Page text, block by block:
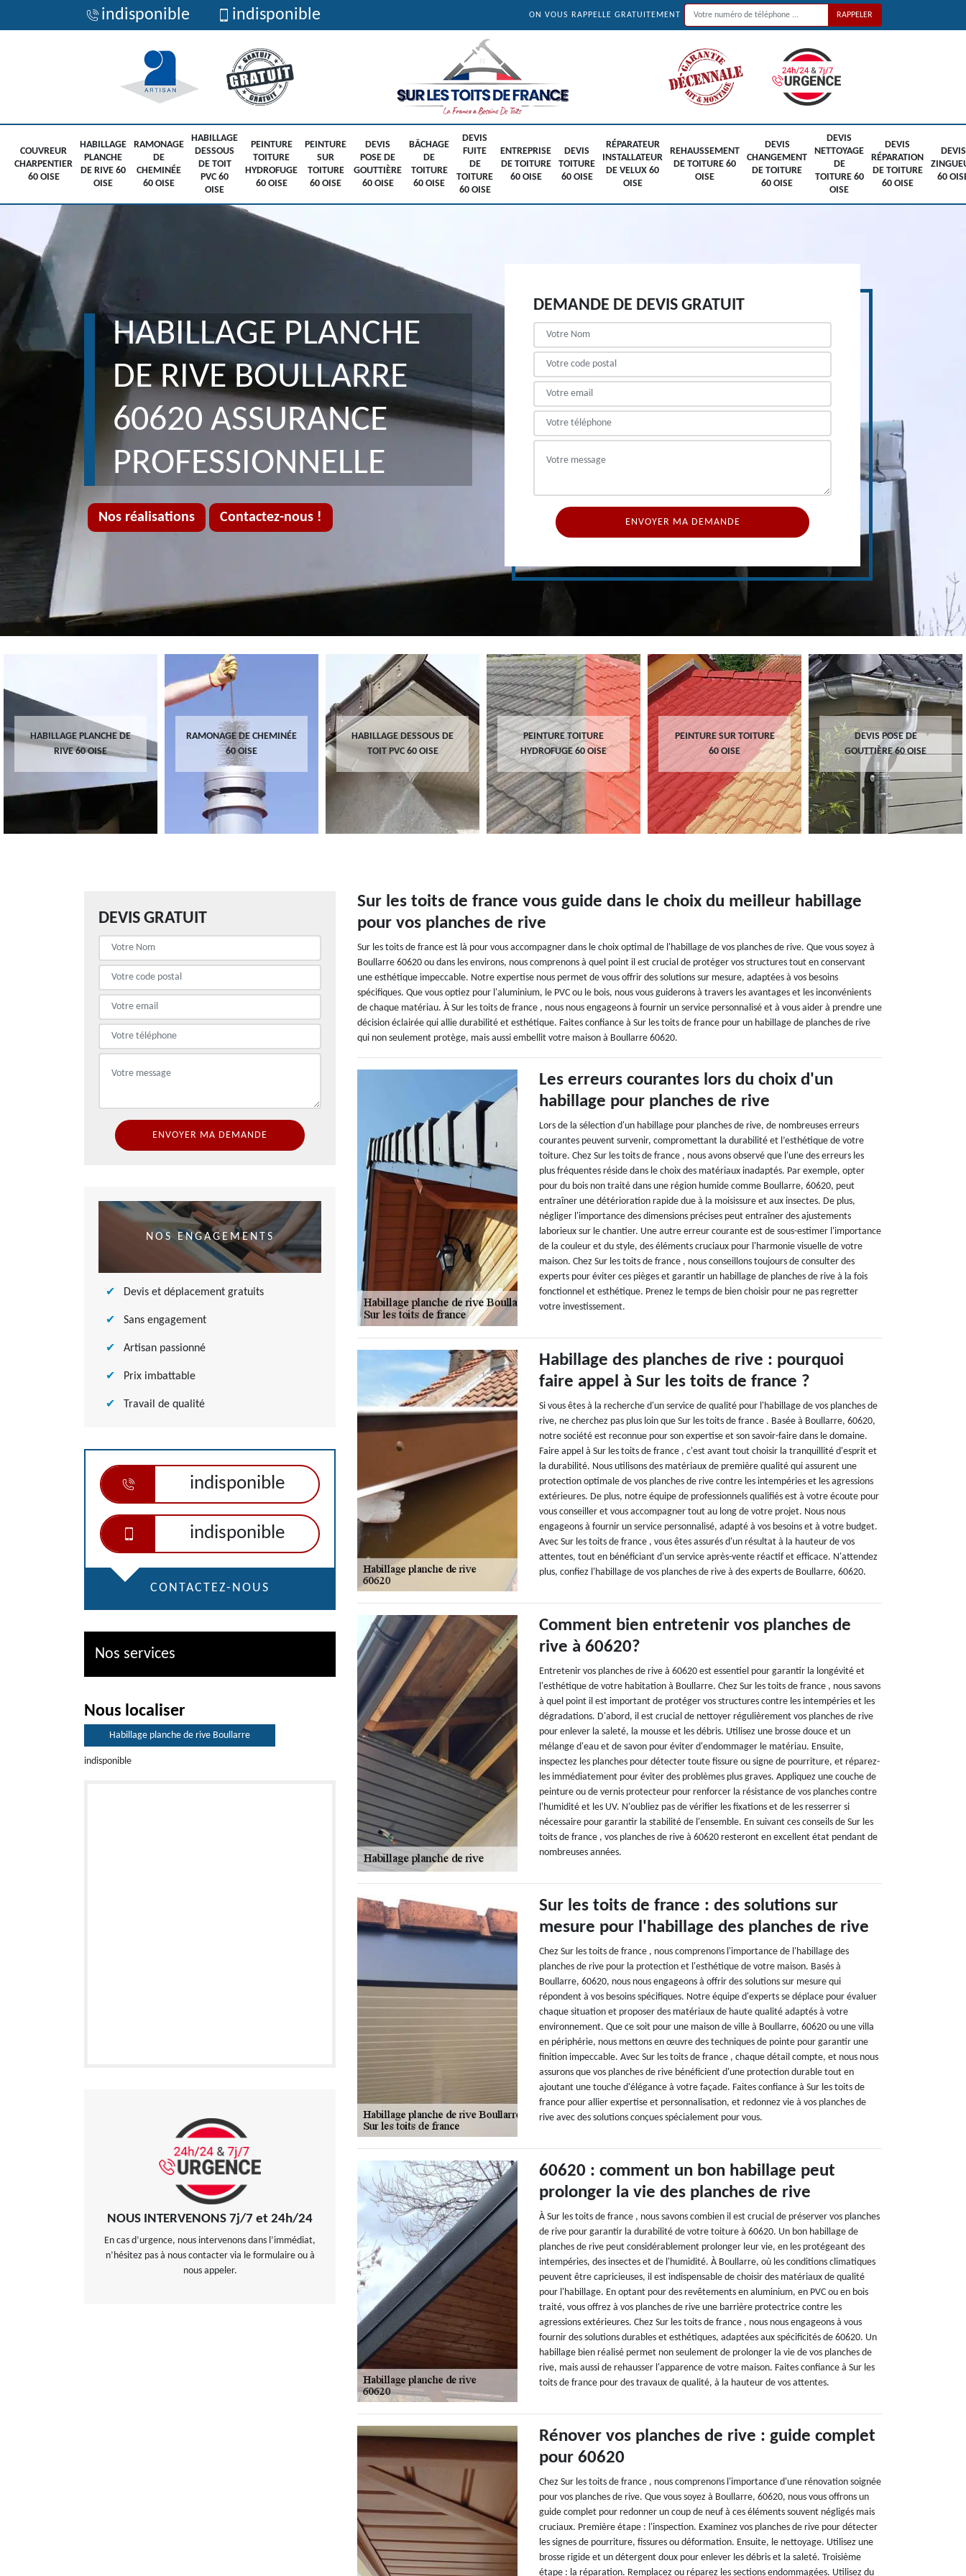
indisponible indisponible ON VOUS RAPPELLE GRATUITEMENT
COUVREUR
CHARPENTIER
60 OISE
HABILLAGE
PLANCHE
DE RIVE 60
OISE
RAMONAGE
DE
CHEMINÉE
60 OISE
HABILLAGE
DESSOUS
DE TOIT
PVC 60
OISE
PEINTURE
TOITURE
HYDROFUGE
60 OISE
PEINTURE
SUR
TOITURE
60 OISE
DEVIS
POSE DE
GOUTTIÈRE
60 OISE
BÂCHAGE
DE
TOITURE
60 OISE
DEVIS
FUITE
DE
TOITURE
60 OISE
ENTREPRISE
DE TOITURE
60 OISE
DEVIS
TOITURE
60 OISE
RÉPARATEUR
INSTALLATEUR
DE VELUX 60
OISE
REHAUSSEMENT
DE TOITURE 60
OISE
DEVIS
CHANGEMENT
DE TOITURE
60 OISE
DEVIS
NETTOYAGE
DE
TOITURE 60
OISE
DEVIS
RÉPARATION
DE TOITURE
60 OISE
DEVIS
60
Nos réalisations Contactez-nous !
HABILLAGE PLANCHE
DE RIVE BOULLARRE
60620 ASSURANCE
PROFESSIONNELLE
DEMANDE DE DEVIS GRATUIT
HABILLAGE PLANCHE DE
RIVE 60 OISE
RAMONAGE DE CHEMINÉE
60 OISE
HABILLAGE DESSOUS DE
TOIT PVC 60 OISE
PEINTURE TOITURE
HYDROFUGE 60 OISE
PEINTURE SUR TOITURE
60 OISE
DEVIS POSE DE
GOUTTIÈRE 60 OISE
DEVIS GRATUIT
NOS ENGAGEMENTS
Devis et déplacement gratuits
Sans engagement
Artisan passionné
Prix imbattable
Travail de qualité
indisponible
indisponible
CONTACTEZ-NOUS
Nos services
Nous localiser
Habillage planche de rive Boullarre
indisponible
NOUS INTERVENONS 7j/7 et 24h/24
En cas d’urgence, nous intervenons dans l’immédiat,
n’hésitez pas à nous contacter via le formulaire ou à
nous appeler.
Sur les toits de france vous guide dans le choix du meilleur habillage
pour vos planches de rive
Sur les toits de france est là pour vous accompagner dans le choix optimal de l'habillage de vos planches de rive. Que vous soyez à
Boullarre 60620 ou dans les environs, nous comprenons à quel point il est crucial de protéger vos structures tout en conservant
une esthétique impeccable. Notre expertise nous permet de vous offrir des solutions sur mesure, adaptées à vos besoins
spécifiques. Que vous optiez pour l'aluminium, le PVC ou le bois, nous vous guiderons à travers les avantages et les inconvénients
de chaque matériau. À Sur les toits de france , nous nous engageons à fournir un service personnalisé et à vous aider à prendre une
décision éclairée qui allie durabilité et esthétique. Faites confiance à Sur les toits de france pour un habillage de planches de rive
qui non seulement protège, mais aussi embellit votre maison à Boullarre 60620.
Les erreurs courantes lors du choix d'un
habillage pour planches de rive
Lors de la sélection d'un habillage pour planches de rive, de nombreuses erreurs
courantes peuvent survenir, compromettant la durabilité et l’esthétique de votre
toiture. Chez Sur les toits de france , nous avons observé que l'une des erreurs les
plus fréquentes réside dans le choix des matériaux inadaptés. Par exemple, opter
pour du bois non traité dans une région humide comme Boullarre, 60620, peut
entraîner une détérioration rapide due à la moisissure et aux insectes. De plus,
négliger l'importance des dimensions précises peut entraîner des ajustements
laborieux sur le chantier. Une autre erreur courante est de sous-estimer l'importance
de la couleur et du style, des éléments cruciaux pour l'harmonie visuelle de votre
maison. Chez Sur les toits de france , nous conseillons toujours de consulter des
experts pour éviter ces pièges et garantir un habillage de planches de rive à la fois
fonctionnel et esthétique. Prenez le temps de bien choisir pour ne pas regretter
votre investissement.
Habillage des planches de rive : pourquoi
faire appel à Sur les toits de france ?
Si vous êtes à la recherche d'un service de qualité pour l'habillage de vos planches de
rive, ne cherchez pas plus loin que Sur les toits de france . Basée à Boullarre, 60620,
notre société est reconnue pour son expertise et son savoir-faire dans le domaine.
Faire appel à Sur les toits de france , c'est avant tout choisir la tranquillité d'esprit et
la durabilité. Nous utilisons des matériaux de première qualité qui assurent une
protection optimale de vos planches de rive contre les intempéries et les agressions
extérieures. De plus, notre équipe de professionnels qualifiés est à votre écoute pour
vous conseiller et vous accompagner tout au long de votre projet. Nous nous
engageons à fournir un service personnalisé, adapté à vos besoins et à votre budget.
Avec Sur les toits de france , vous êtes assurés d'un résultat à la hauteur de vos
attentes, tout en bénéficiant d'un service après-vente réactif et efficace. N'attendez
plus, confiez l'habillage de vos planches de rive à des experts de Boullarre, 60620.
Comment bien entretenir vos planches de
rive à 60620?
Entretenir vos planches de rive à 60620 est essentiel pour garantir la longévité et
l'esthétique de votre habitation à Boullarre. Chez Sur les toits de france , nous savons
à quel point il est important de protéger vos structures contre les intempéries et les
dégradations. D'abord, il est crucial de nettoyer régulièrement vos planches de rive
pour enlever la saleté, la mousse et les débris. Utilisez une brosse douce et un
mélange d'eau et de savon pour éviter d'endommager le matériau. Ensuite,
inspectez les planches pour détecter toute fissure ou signe de pourriture, et réparez-
les immédiatement pour éviter des problèmes plus graves. Appliquez une couche de
peinture ou de vernis protecteur pour renforcer la résistance de vos planches contre
l'humidité et les UV. N'oubliez pas de vérifier les fixations et de les resserrer si
nécessaire pour garantir la stabilité de l'ensemble. En suivant ces conseils de Sur les
toits de france , vos planches de rive à 60620 resteront en excellent état pendant de
nombreuses années.
Sur les toits de france : des solutions sur
mesure pour l'habillage des planches de rive
Chez Sur les toits de france , nous comprenons l'importance de l'habillage des
planches de rive pour la protection et l'esthétique de votre maison. Basés à
Boullarre, 60620, nous nous engageons à offrir des solutions sur mesure qui
répondent à vos besoins spécifiques. Notre équipe d'experts se déplace pour évaluer
chaque situation et proposer des matériaux de haute qualité adaptés à votre
environnement. Que ce soit pour une maison de ville à Boullarre, 60620 ou une villa
en périphérie, nous mettons en œuvre des techniques de pointe pour garantir une
finition impeccable. Avec Sur les toits de france , chaque détail compte, et nous nous
assurons que vos planches de rive bénéficient d'une protection durable tout en
ajoutant une touche d'élégance à votre façade. Faites confiance à Sur les toits de
france pour allier expertise et personnalisation, et redonnez vie à vos planches de
rive avec des solutions conçues spécialement pour vous.
60620 : comment un bon habillage peut
prolonger la vie des planches de rive
À Sur les toits de france , nous savons combien il est crucial de préserver vos planches
de rive pour garantir la durabilité de votre toiture à 60620. Un bon habillage de
planches de rive peut considérablement prolonger leur vie, en les protégeant des
intempéries, des insectes et de l'humidité. À Boullarre, où les conditions climatiques
peuvent être capricieuses, il est indispensable de choisir des matériaux de qualité
pour l'habillage. En optant pour des revêtements en aluminium, en PVC ou en bois
traité, vous offrez à vos planches de rive une barrière protectrice contre les
agressions extérieures. Chez Sur les toits de france , nous nous engageons à vous
fournir des solutions durables et esthétiques, adaptées aux spécificités de 60620. Un
habillage bien réalisé permet non seulement de prolonger la vie de vos planches de
rive, mais aussi de rehausser l'apparence de votre maison. Faites confiance à Sur les
toits de france pour des travaux de qualité, à la hauteur de vos attentes.
Rénover vos planches de rive : guide complet
pour 60620
Chez Sur les toits de france , nous comprenons l'importance d'une rénovation soignée
pour vos planches de rive. Que vous soyez à Boullarre, 60620, nous vous offrons un
guide complet pour redonner un coup de neuf à ces éléments souvent négligés mais
cruciaux. Première étape : l'inspection. Examinez vos planches de rive pour détecter
les signes de pourriture, fissures ou déformation. Ensuite, le nettoyage. Utilisez une
brosse rigide et un détergent doux pour enlever les débris et la saleté. Troisième
étape : la réparation. Remplacez ou réparez les sections endommagées. Utilisez du